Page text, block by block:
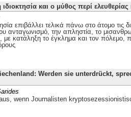
και ο μύθος περί ελευθερίας
επιβάλλει τελικά πάνω στο άτομο
ανταγωνισμό, την απληστία, το
με κατάληξη το έγκλημα και τον
Werden sie unterdrückt,
wenn Journalisten